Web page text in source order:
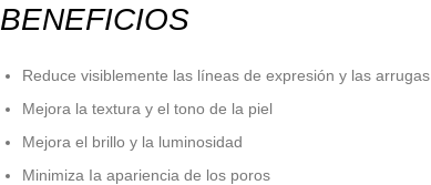
BENEFICIOS
Reduce visiblemente las líneas de expresión y las arrugas
Mejora la textura y el tono de la piel
Mejora el brillo y la luminosidad
Minimiza Ia apariencia de los poros